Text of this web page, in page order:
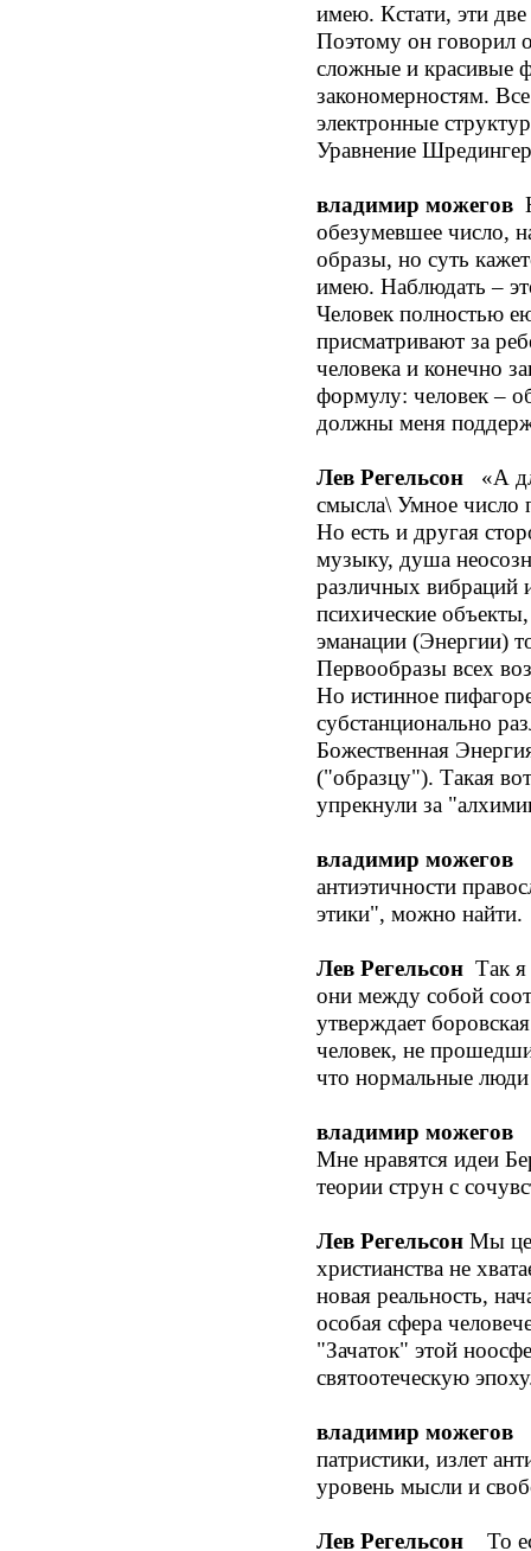
имею. Кстати, эти
Поэтому он говорил
сложные и красивые
закономерностям.
электронные
Уравнение
владимир можегов
обезумевшее число,
образы, но суть
имею. Наблюдать –
Человек полностью
присматривают за
человека и конечно
формулу: человек –
должны меня
Лев Регельсон «А
смысла\ Умное число
Но есть и другая
музыку, душа
различных вибраций
психические
эманации (Энергии)
Первообразы всех
Но истинное
субстанционально
Божественная
("образцу"). Такая
упрекнули за
владимир можегов
антиэтичности
этики", можно найти.
Лев Регельсон Так
они между собой
утверждает
человек, не
что нормальные
владимир можегов
Мне нравятся идеи
теории струн с
Лев Регельсон Мы
христианства не
новая реальность,
особая сфера
"Зачаток" этой
святоотеческую
владимир можегов
патристики, излет
уровень мысли и
Лев Регельсон То